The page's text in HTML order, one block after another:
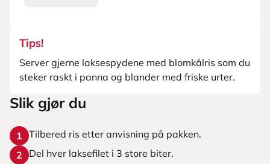
Tips!
Server gjerne laksespydene med blomkålris som du
steker raskt i panna og blander med friske urter.
Slik gjør du
1 Tilbered ris etter anvisning på pakken.
2
Del hver laksefilet i 3 store biter.